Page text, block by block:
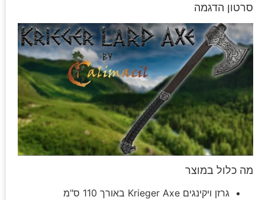
סרטון הדגמה
מה כלול במוצר
גרזן ויקינגים Krieger Axe באורך 110 ס"מ